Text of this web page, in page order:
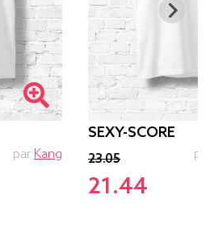
par Kang
SEXY-SCORE
23.05
21.44